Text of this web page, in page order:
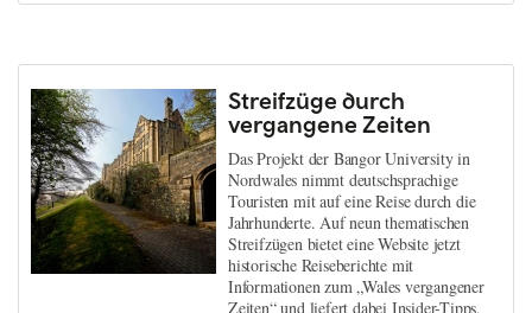
Streifzüge durch
vergangene Zeiten
Das Projekt der Bangor University in
Nordwales nimmt deutschsprachige
Touristen mit auf eine Reise durch die
Jahrhunderte. Auf neun thematischen
Streifzügen bietet eine Website jetzt
historische Reiseberichte mit
Informationen zum „Wales vergangener
Zeiten“ und liefert dabei Insider-Tipps,